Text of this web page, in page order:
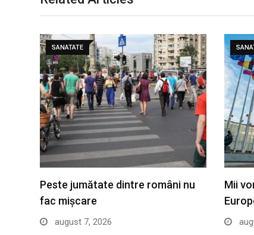
SANATATE
Peste jumătate dintre români nu
fac mișcare
august 7, 2026
Mii